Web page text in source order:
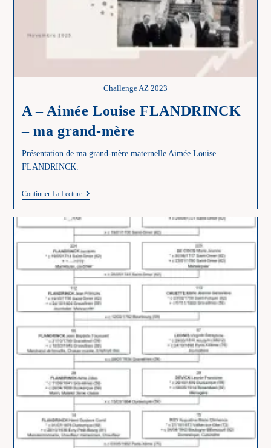
Challenge AZ 2023
A – Aimée Louise FLANDRINCK
– ma grand-mère
Présentation de ma grand-mère maternelle Aimée Louise
FLANDRINCK.
Continuer La LectureA
Louise
FLANDRINCK
–
Ma
Grand-
Mère